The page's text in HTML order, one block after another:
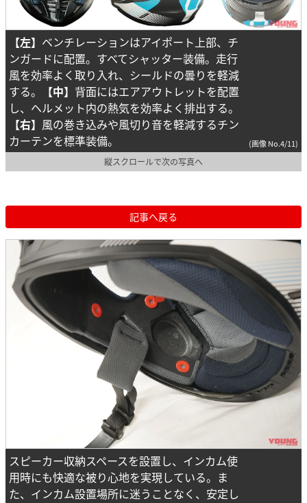
【左】 ベンチレーションはアイポート上部、チ
ンガードに配置。すべてシャッター装備。走行
風を効率よく取り入れ、シールドの曇りを軽減
する。
【中】 背面にはエアアウトレットを配置
し、ヘルメット内の熱気を効率よく排出する。
【右】 風の巻き込みや風切り音を軽減するチン
カーテンを標準装備。
(画像 No.4/11)
縦スクロールで次の写真へ
記事へ戻る
スピーカー収納スペースを設置し、インカム使
用時にも快適な被り心地を実現している。ま
た、インカム設置場所に迷うことなく、安定し